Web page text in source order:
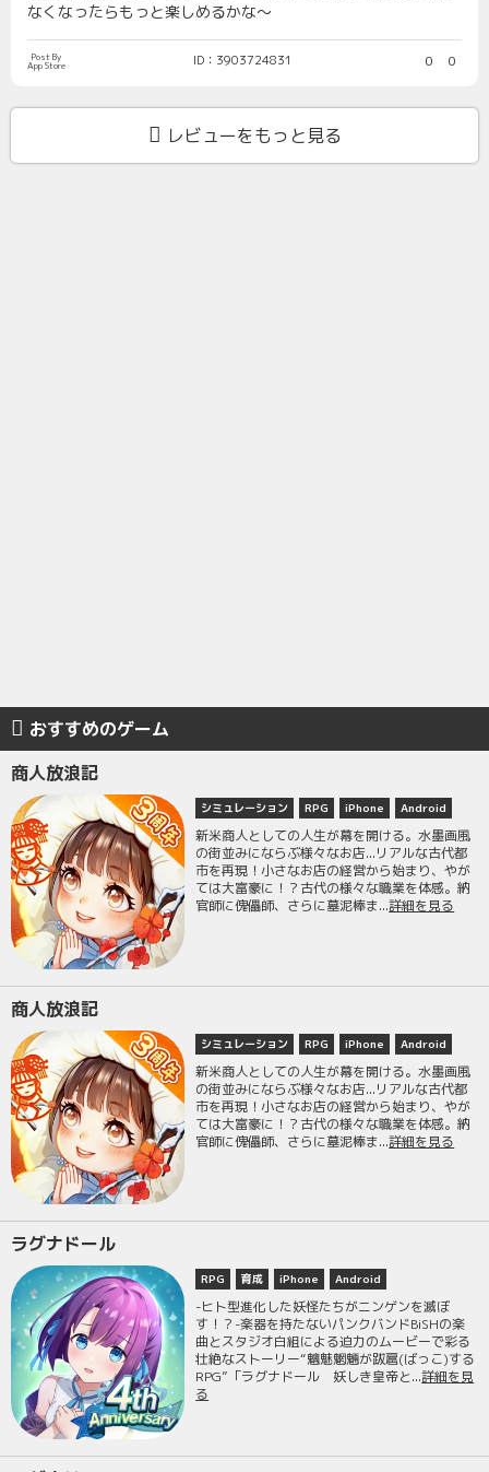
なくなったらもっと楽しめるかな～
Post By
App Store ID：3903724831 0 0
レビューをもっと見る
おすすめのゲーム
商人放浪記
シミュレーション RPG iPhone Android
新米商人としての人生が幕を開ける。水墨画風
の街並みにならぶ様々なお店...リアルな古代都
市を再現！小さなお店の経営から始まり、やが
ては大富豪に！？古代の様々な職業を体感。納
官師に傀儡師、さらに墓泥棒ま...詳細を見る
商人放浪記
シミュレーション RPG iPhone Android
新米商人としての人生が幕を開ける。水墨画風
の街並みにならぶ様々なお店...リアルな古代都
市を再現！小さなお店の経営から始まり、やが
ては大富豪に！？古代の様々な職業を体感。納
官師に傀儡師、さらに墓泥棒ま...詳細を見る
ラグナドール
RPG 育成 iPhone Android
-ヒト型進化した妖怪たちがニンゲンを滅ぼ
す！？-楽器を持たないパンクバンドBiSHの楽
曲とスタジオ白組による迫力のムービーで彩る
壮絶なストーリー“魑魅魍魎が跋扈(ばっこ)する
RPG”「ラグナドール 妖しき皇帝と...詳細を見
る